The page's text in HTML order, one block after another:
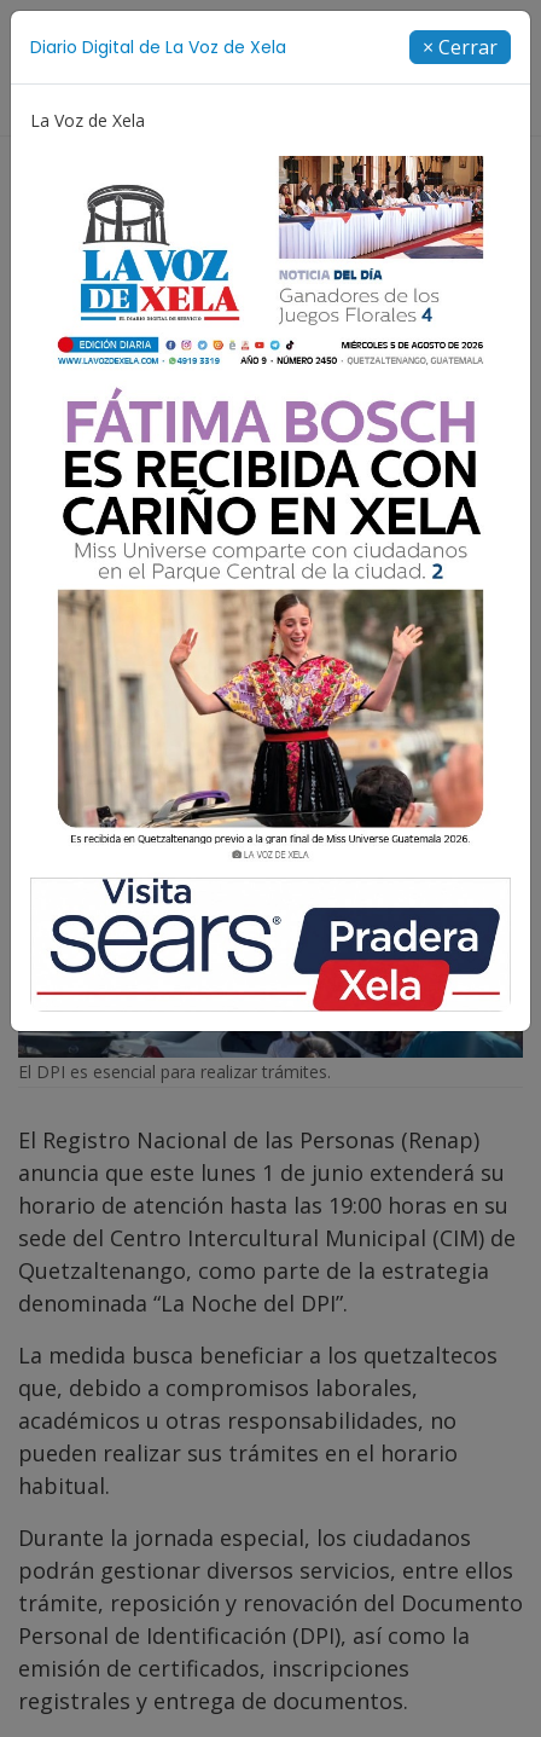
Diario Digital de La Voz de Xela × Cerrar
La Voz de Xela
Noche del DPI en Xela:
Renap ampliará horario
para facilitar trámites
Con esta ampliación, la institución pretende
acercar sus servicios a un mayor número de
usuarios en la ciudad.
La Voz de Xela 1 Junio 2026 10:40
El DPI es esencial para realizar trámites.
El Registro Nacional de las Personas (Renap)
anuncia que este lunes 1 de junio extenderá su
horario de atención hasta las 19:00 horas en su
sede del Centro Intercultural Municipal (CIM) de
Quetzaltenango, como parte de la estrategia
denominada “La Noche del DPI”.
La medida busca beneficiar a los quetzaltecos
que, debido a compromisos laborales,
académicos u otras responsabilidades, no
pueden realizar sus trámites en el horario
habitual.
Durante la jornada especial, los ciudadanos
podrán gestionar diversos servicios, entre ellos
trámite, reposición y renovación del Documento
Personal de Identificación (DPI), así como la
emisión de certificados, inscripciones
registrales y entrega de documentos.